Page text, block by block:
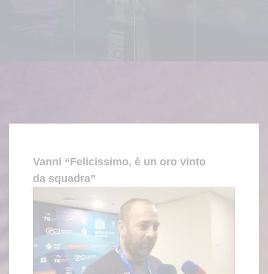
Vanni “Felicissimo, è un oro vinto
da squadra”